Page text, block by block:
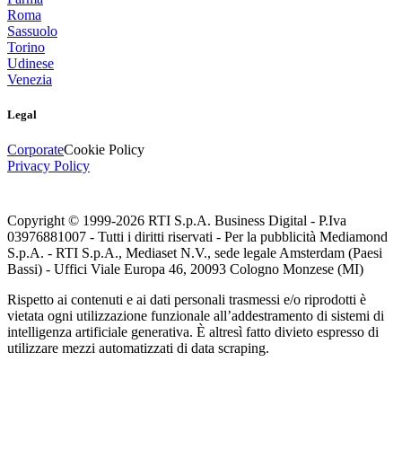
Roma
Sassuolo
Torino
Udinese
Venezia
Legal
CorporateCookie Policy
Privacy Policy
Copyright © 1999-2026 RTI S.p.A. Business Digital - P.Iva
03976881007 - Tutti i diritti riservati - Per la pubblicità Mediamond
S.p.A. - RTI S.p.A., Mediaset N.V., sede legale Amsterdam (Paesi
Bassi) - Uffici Viale Europa 46, 20093 Cologno Monzese (MI)
Rispetto ai contenuti e ai dati personali trasmessi e/o riprodotti è
vietata ogni utilizzazione funzionale all’addestramento di sistemi di
intelligenza artificiale generativa. È altresì fatto divieto espresso di
utilizzare mezzi automatizzati di data scraping.